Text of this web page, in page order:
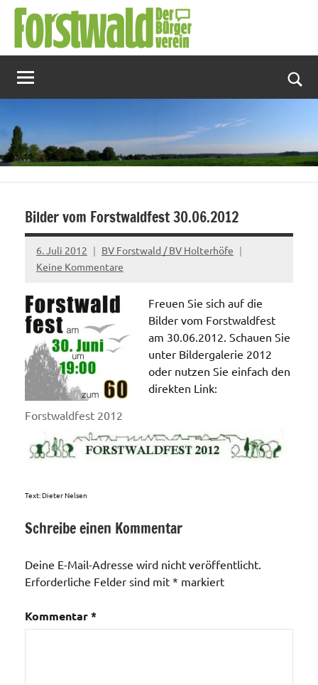
Zum
Inhalt
springen
Bilder vom Forstwaldfest 30.06.2012
6. Juli 2012
BV Forstwald / BV Holterhöfe
Keine Kommentare
Forstwaldfest 2012
Freuen Sie sich auf die
Bilder vom Forstwaldfest
am 30.06.2012. Schauen Sie
unter Bildergalerie 2012
oder nutzen Sie einfach den
direkten Link:
Text: Dieter Nelsen
Schreibe einen Kommentar
Deine E-Mail-Adresse wird nicht veröffentlicht.
Erforderliche Felder sind mit * markiert
Kommentar*